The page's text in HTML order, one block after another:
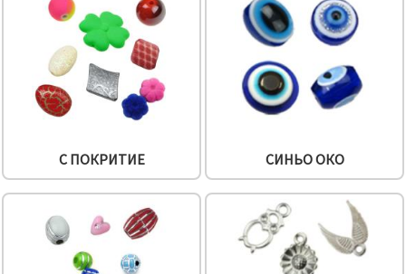
С ПОКРИТИЕ СИНЬО ОКО